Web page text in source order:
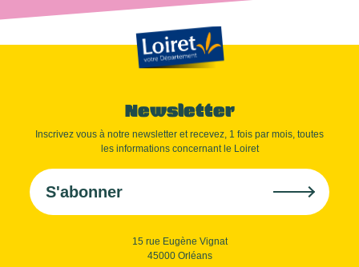
Newsletter
Inscrivez vous à notre newsletter et recevez, 1 fois par mois, toutes
les informations concernant le Loiret
S'abonner
15 rue Eugène Vignat
45000 Orléans